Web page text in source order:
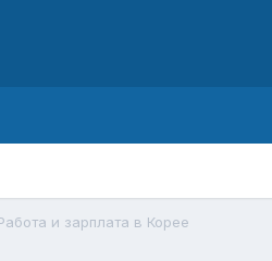
и зарплата в Корее